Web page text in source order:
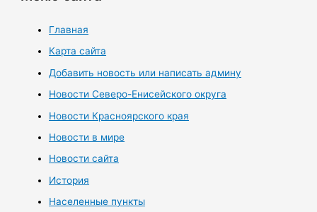
Главная
Карта сайта
Добавить новость или написать админу
Новости Северо-Енисейского округа
Новости Красноярского края
Новости в мире
Новости сайта
История
Населенные пункты